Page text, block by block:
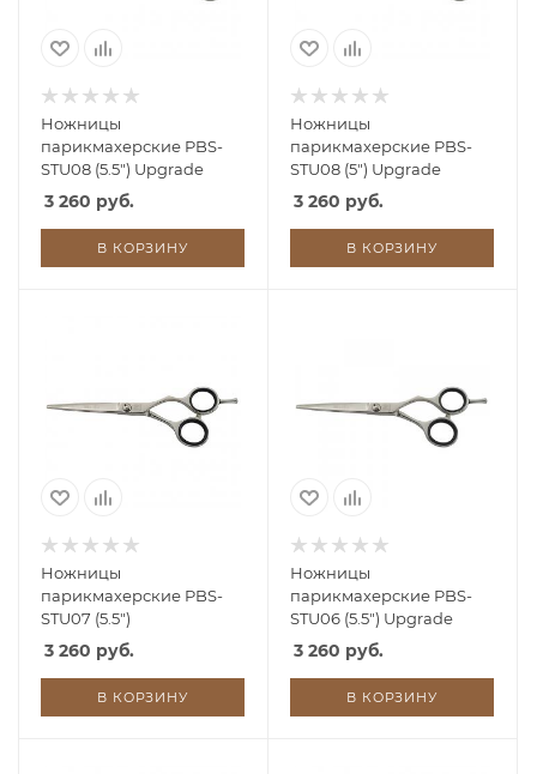
Ножницы
парикмахерские PBS-
STU08 (5.5") Upgrade
3 260 руб.
В КОРЗИНУ
Ножницы
парикмахерские PBS-
STU08 (5") Upgrade
3 260 руб.
В КОРЗИНУ
Ножницы
парикмахерские PBS-
STU07 (5.5")
3 260 руб.
В КОРЗИНУ
Ножницы
парикмахерские PBS-
STU06 (5.5") Upgrade
3 260 руб.
В КОРЗИНУ